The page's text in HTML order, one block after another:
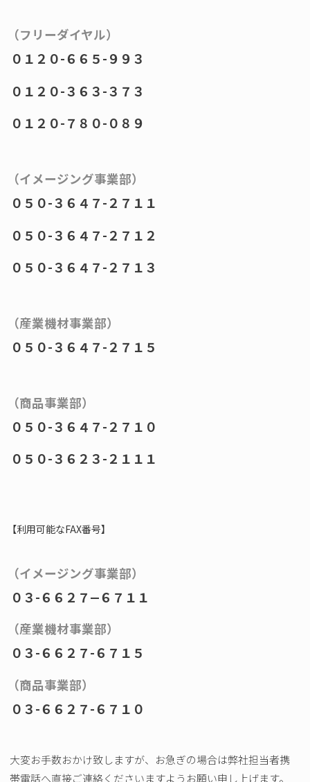
（フリーダイヤル）
０１２０-６６５-９９３
０１２０-３６３-３７３
０１２０-７８０-０８９
（イメージング事業部）
０５０-３６４７-２７１１
０５０-３６４７-２７１２
０５０-３６４７-２７１３
（産業機材事業部）
０５０-３６４７-２７１５
（商品事業部）
０５０-３６４７-２７１０
０５０-３６２３-２１１１
【利用可能なFAX番号】
（イメージング事業部）
０３-６６２７—６７１１
（産業機材事業部）
０３-６６２７-６７１５
（商品事業部）
０３-６６２７-６７１０
大変お手数おかけ致しますが、お急ぎの場合は弊社担当者携
帯電話へ直接ご連絡くださいますようお願い申し上げます。